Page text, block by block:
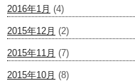
2016年1月 (4)
2015年12月 (2)
2015年11月 (7)
2015年10月 (8)